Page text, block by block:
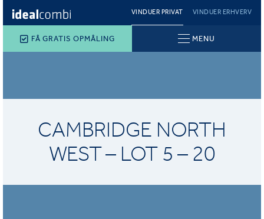
VINDUER PRIVAT VINDUER ERHVERV
FÅ GRATIS OPMÅLING MENU
CAMBRIDGE NORTH
WEST – LOT 5 – 20